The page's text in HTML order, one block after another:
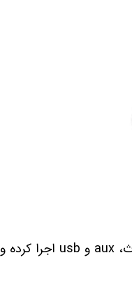
ضبط تصویری دیاموند 2K تمامی فرمت های موسیقی و ویدیویی را از راه های ارتباطی بلوتوث، aux و usb اجرا کرده و